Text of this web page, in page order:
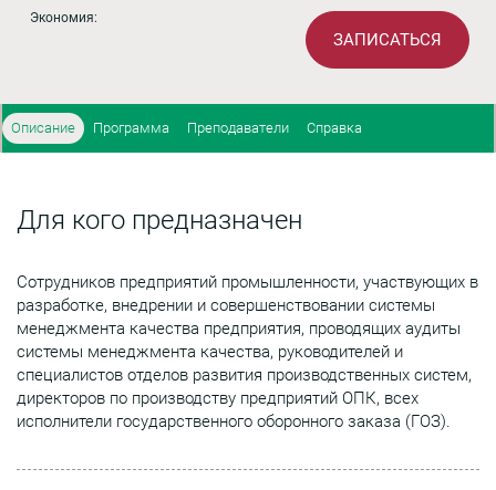
Экономия:
ЗАПИСАТЬСЯ
Описание Программа Преподаватели Справка
Для кого предназначен
Сотрудников предприятий промышленности, участвующих в
разработке, внедрении и совершенствовании системы
менеджмента качества предприятия, проводящих аудиты
системы менеджмента качества, руководителей и
специалистов отделов развития производственных систем,
директоров по производству предприятий ОПК, всех
исполнители государственного оборонного заказа (ГОЗ).